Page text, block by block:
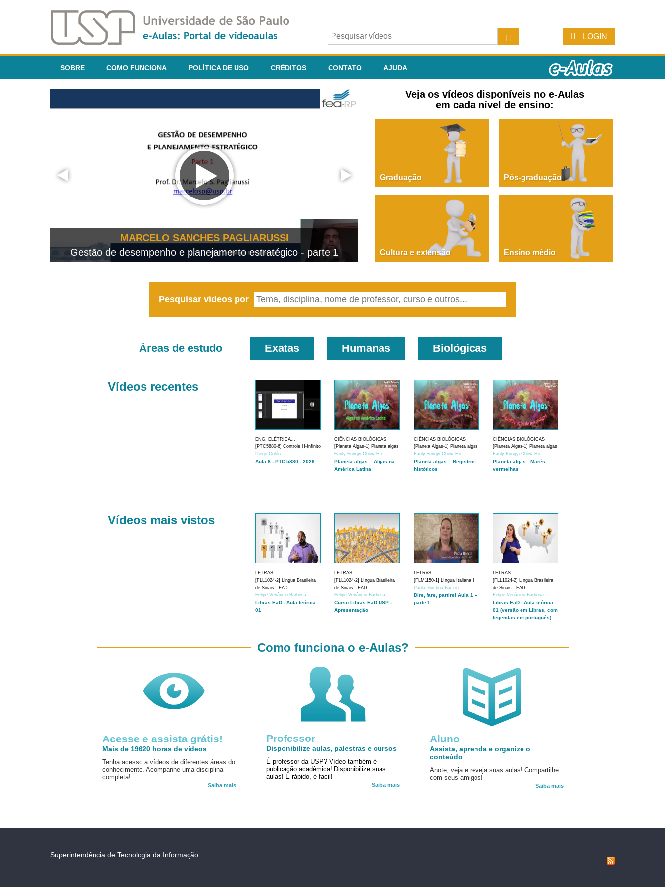
LOGIN
SOBRE COMO FUNCIONA POLÍTICA DE USO CRÉDITOS CONTATO AJUDA
MARCELO SANCHES PAGLIARUSSI
Gestão de desempenho e planejamento estratégico - parte 1
PAOLA GIUSTINA BACCIN
Dire, fare, partire! Aula 1 – parte 1
Veja os vídeos disponíveis no e-Aulas
em cada nível de ensino:
Graduação Pós-graduação
Cultura e extensão Ensino médio
Pesquisar vídeos por
Áreas de estudo Exatas Humanas Biológicas
Vídeos recentes
ENG. ELÉTRICA...
[PTC5880-6] Controle H-Infinito
Diego Colón
Aula 8 - PTC 5880 - 2026
CIÊNCIAS BIOLÓGICAS
[Planeta Algas-1] Planeta algas
Fanly Fungyi Chow Ho
Planeta algas – Algas na
América Latina
CIÊNCIAS BIOLÓGICAS
[Planeta Algas-1] Planeta algas
Fanly Fungyi Chow Ho
Planeta algas – Registros
históricos
CIÊNCIAS BIOLÓGICAS
[Planeta Algas-1] Planeta algas
Fanly Fungyi Chow Ho
Planeta algas –Marés
vermelhas
Vídeos mais vistos
LETRAS
[FLL1024-2] Língua Brasileira
de Sinais - EAD
Felipe Venâncio Barbosa...
Libras EaD - Aula teórica
01
LETRAS
[FLL1024-2] Língua Brasileira
de Sinais - EAD
Felipe Venâncio Barbosa...
Curso Libras EaD USP -
Apresentação
LETRAS
[FLM1150-1] Língua Italiana I
Paola Giustina Baccin
Dire, fare, partire! Aula 1 –
parte 1
LETRAS
[FLL1024-2] Língua Brasileira
de Sinais - EAD
Felipe Venâncio Barbosa...
Libras EaD - Aula teórica
01 (versão em Libras, com
legendas em português)
Acesse e assista grátis!
Mais de 19620 horas de vídeos
Tenha acesso a vídeos de diferentes áreas do
conhecimento. Acompanhe uma disciplina
completa!
Saiba mais
Aluno
Assista, aprenda e organize o
conteúdo
Anote, veja e reveja suas aulas! Compartilhe
com seus amigos!
Saiba mais
Como funciona o e-Aulas?
Professor
Disponibilize aulas, palestras e cursos
É professor da USP? Vídeo também é
publicação acadêmica! Disponibilize suas
aulas! É rápido, é facil!
Saiba mais
Superintendência de Tecnologia da Informação